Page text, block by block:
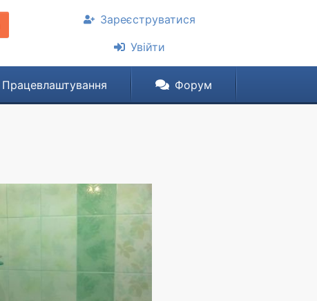
Зареєструватися
Увійти
Працевлаштування Форум